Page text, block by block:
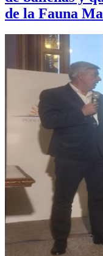
de la Fauna